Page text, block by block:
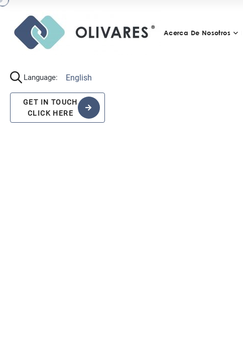
Acerca De Nosotros
Language: English
GET IN TOUCH
CLICK HERE